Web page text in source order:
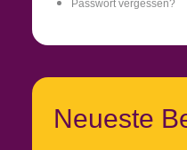
Passwort vergessen?
Neueste